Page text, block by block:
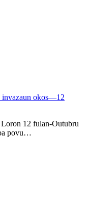
invazaun okos—12
12 fulan-Outubru
povu…